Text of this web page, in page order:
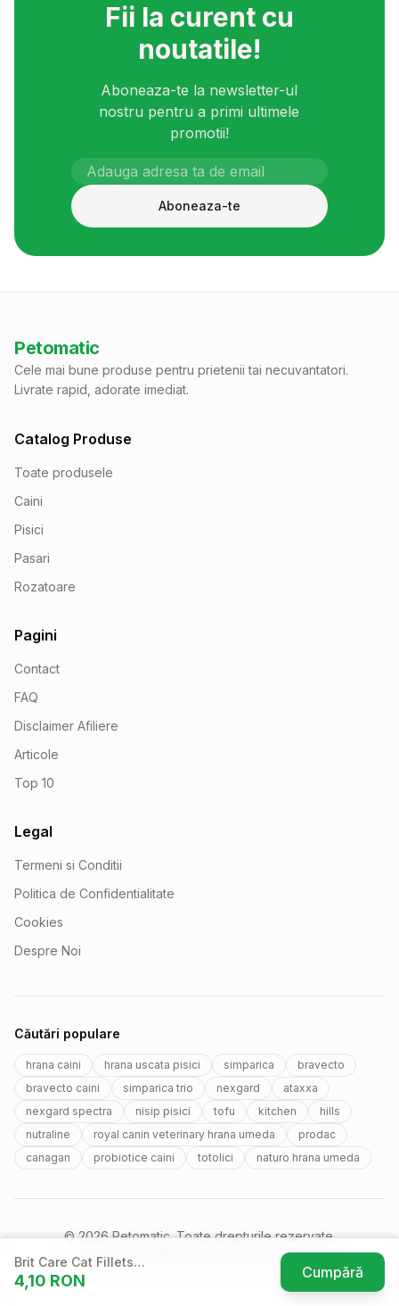
Brit Care Cat Fillets
in Gravy With Savory
4,10 RON Cumpără
(se
Fii la curent cu
noutatile!
Aboneaza-te la newsletter-ul
nostru pentru a primi ultimele
promotii!
Aboneaza-te
Petomatic
Cele mai bune produse pentru prietenii tai necuvantatori.
Livrate rapid, adorate imediat.
Catalog Produse
Toate produsele
Caini
Pisici
Pasari
Rozatoare
Pagini
Contact
FAQ
Disclaimer Afiliere
Articole
Top 10
Legal
Termeni si Conditii
Politica de Confidentialitate
Cookies
Despre Noi
Căutări populare
hrana caini hrana uscata pisici simparica
bravecto
bravecto caini
simparica trio nexgard
ataxxa
nexgard spectra
nisip pisici tofu kitchen
hills
nutraline
royal canin veterinary hrana umeda
prodac
canagan
probiotice caini totolici naturo hrana umeda
© 2026 Petomatic. Toate drepturile rezervate.
Construit din ❤️ pentru animalele noastre.